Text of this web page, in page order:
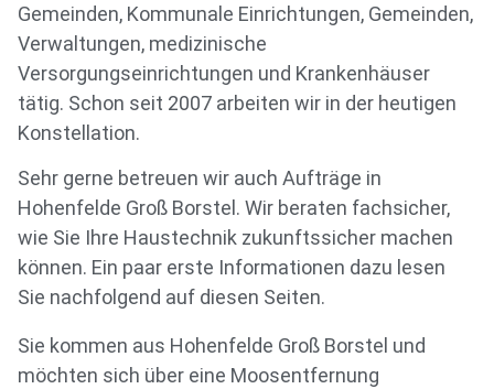
Gemeinden, Kommunale Einrichtungen, Gemeinden,
Verwaltungen, medizinische
Versorgungseinrichtungen und Krankenhäuser
tätig. Schon seit 2007 arbeiten wir in der heutigen
Konstellation.
Sehr gerne betreuen wir auch Aufträge in
Hohenfelde Groß Borstel. Wir beraten fachsicher,
wie Sie Ihre Haustechnik zukunftssicher machen
können. Ein paar erste Informationen dazu lesen
Sie nachfolgend auf diesen Seiten.
Sie kommen aus Hohenfelde Groß Borstel und
möchten sich über eine Moosentfernung